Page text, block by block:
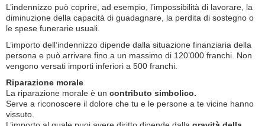
L’indennizzo può coprire, ad esempio, l’impossibilità di lavorare, la
diminuzione della capacità di guadagnare, la perdita di sostegno o
le spese funerarie usuali.
L’importo dell’indennizzo dipende dalla situazione finanziaria della
persona e può arrivare fino a un massimo di 120’000 franchi. Non
vengono versati importi inferiori a 500 franchi.
Riparazione morale
La riparazione morale è un contributo simbolico.
Serve a riconoscere il dolore che tu e le persone a te vicine hanno
vissuto.